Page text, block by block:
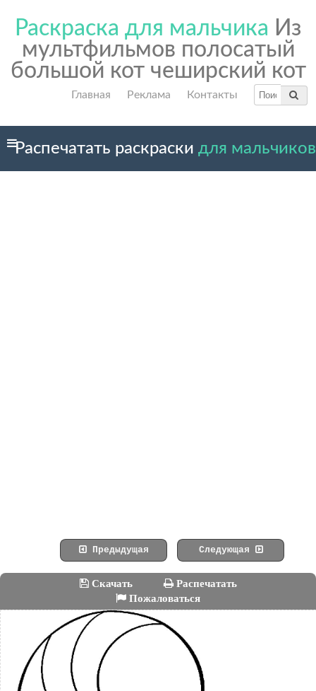
Раскраска для мальчика Из
мультфильмов полосатый
большой кот чеширский кот
Главная Реклама Контакты
Распечатать раскраски для мальчиков
Предыдущая Следующая
Скачать
Распечатать
Пожаловаться